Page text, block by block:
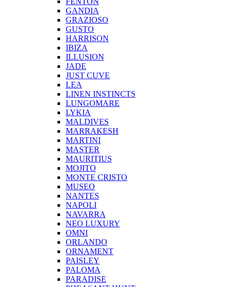
GANDIA
GRAZIOSO
GUSTO
HARRISON
IBIZA
ILLUSION
JADE
JUST CUVE
LEA
LINEN INSTINCTS
LUNGOMARE
LYKIA
MALDIVES
MARRAKESH
MARTINI
MASTER
MAURITIUS
MOJITO
MONTE CRISTO
MUSEO
NANTES
NAPOLI
NAVARRA
NEO LUXURY
OMNI
ORLANDO
ORNAMENT
PAISLEY
PALOMA
PARADISE